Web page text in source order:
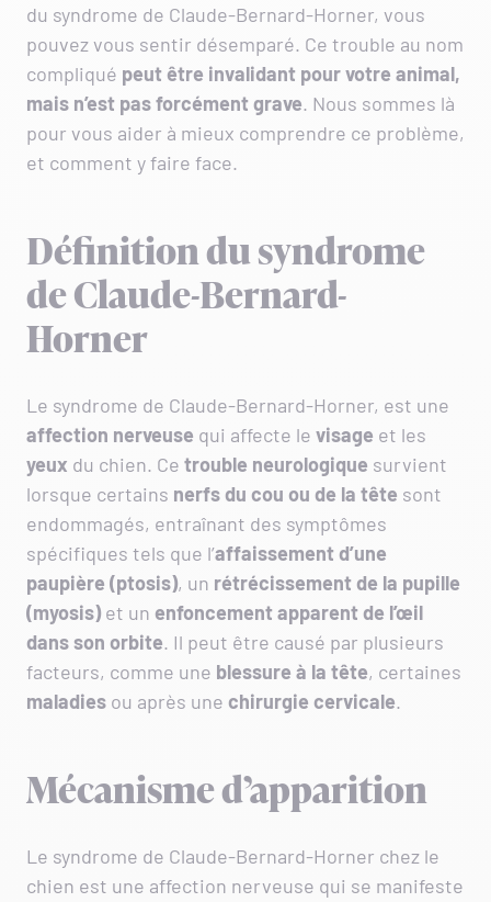
du syndrome de Claude-Bernard-Horner, vous
pouvez vous sentir désemparé. Ce trouble au nom
compliqué peut être invalidant pour votre animal,
mais n’est pas forcément grave. Nous sommes là
pour vous aider à mieux comprendre ce problème,
et comment y faire face.
Définition du syndrome
de Claude-Bernard-
Horner
Le syndrome de Claude-Bernard-Horner, est une
affection nerveuse qui affecte le visage et les
yeux du chien. Ce trouble neurologique survient
lorsque certains nerfs du cou ou de la tête sont
endommagés, entraînant des symptômes
spécifiques tels que l’affaissement d’une
paupière (ptosis), un rétrécissement de la pupille
(myosis) et un enfoncement apparent de l’œil
dans son orbite. Il peut être causé par plusieurs
facteurs, comme une blessure à la tête, certaines
maladies ou après une chirurgie cervicale.
Mécanisme d’apparition
Le syndrome de Claude-Bernard-Horner chez le
chien est une affection nerveuse qui se manifeste